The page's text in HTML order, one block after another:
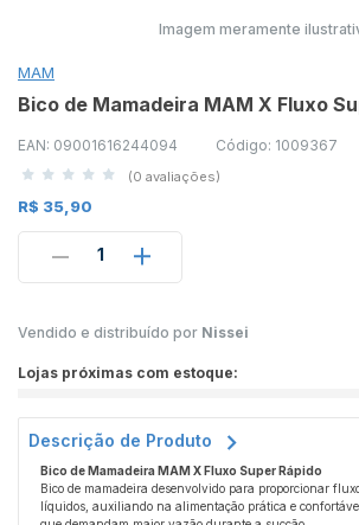
Imagem meramente
MAM
Bico de Mamadeira MAM X Fluxo
EAN: 09001616244094 Código: 1009367
(0 avaliações)
R$ 35,90
1
Vendido e distribuído por Nissei
Lojas próximas com estoque:
Descrição de Produto
Bico de Mamadeira MAM X Fluxo Super Rápido
Bico de mamadeira desenvolvido para proporcionar
líquidos, auxiliando na alimentação prática e